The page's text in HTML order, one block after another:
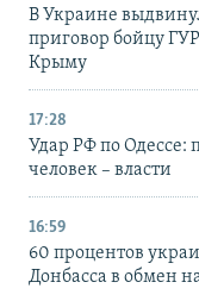
В Украине
приговор бойцу
Крыму
17:28
Удар РФ по Одессе:
человек – власти
16:59
60 процентов
Донбасса в обмен